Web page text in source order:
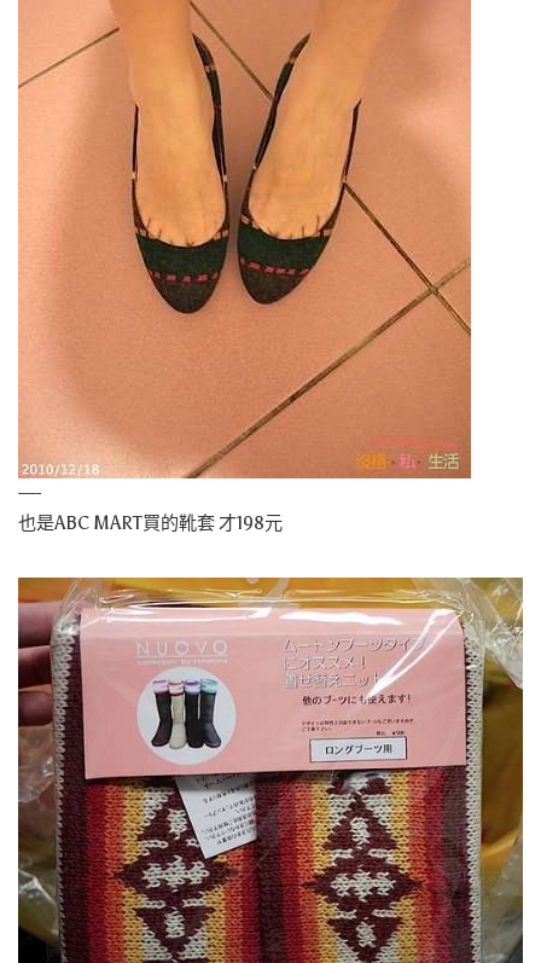
—-
也是ABC MART買的靴套 才198元